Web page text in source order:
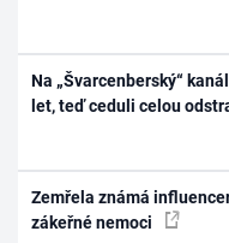
Na „Švarcenberský“
let, teď ceduli celou
Zemřela známá
zákeřné nemoci